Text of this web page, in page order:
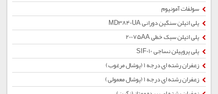
سولفات آمونیوم
پلی اتیلن سنگین دورانی MD3840UA
پلی اتیلن سبک خطی 20075AA
پلی پروپیلن نساجی SIF010
زعفران رشته ای درجه 1 (پوشال مرغوب)
زعفران رشته ای درجه 1 (پوشال معمولی)